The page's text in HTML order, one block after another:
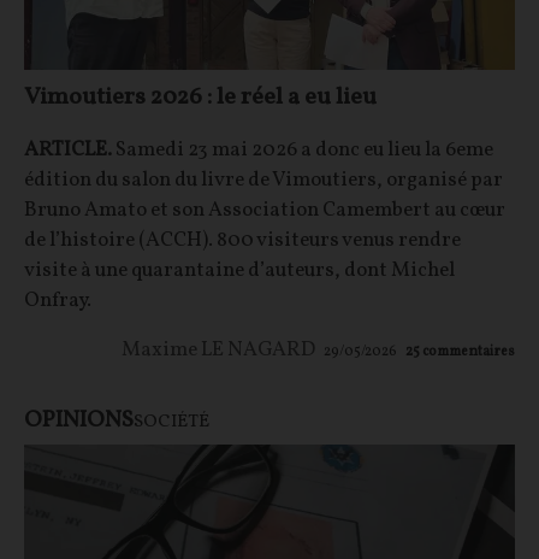
Vimoutiers 2026 : le réel a eu lieu
ARTICLE.Samedi 23 mai 2026 a donc eu lieu la 6eme
édition du salon du livre de Vimoutiers, organisé par
Bruno Amato et son Association Camembert au cœur
de l’histoire (ACCH). 800 visiteurs venus rendre
visite à une quarantaine d’auteurs, dont Michel
Onfray.
Maxime LE NAGARD 29/05/2026 25 commentaires
OPINIONSSOCIÉTÉ